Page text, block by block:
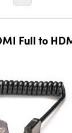
Full to